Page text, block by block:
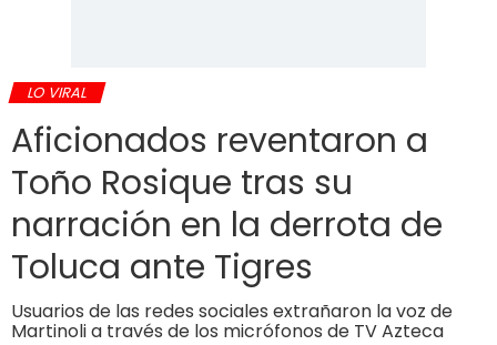
LO VIRAL
Aficionados reventaron a
Toño Rosique tras su
narración en la derrota de
Toluca ante Tigres
Usuarios de las redes sociales extrañaron la voz de
Martinoli a través de los micrófonos de TV Azteca